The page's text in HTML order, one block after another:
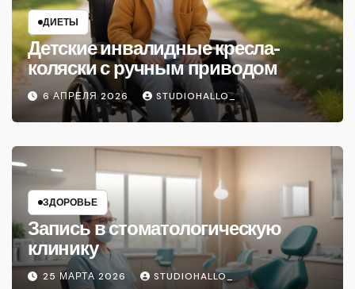
ДИЕТЫ
Детские инвалидные кресла-
коляски с ручным приводом
6 АПРЕЛЯ 2026 STUDIOHALLO_
ЗДОРОВЬЕ
Запись в стоматологическую
клинику
25 МАРТА 2026 STUDIOHALLO_